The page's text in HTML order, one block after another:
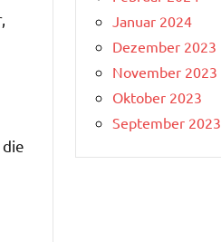
Januar 2024
Dezember 2023
November 2023
Oktober 2023
September 2023